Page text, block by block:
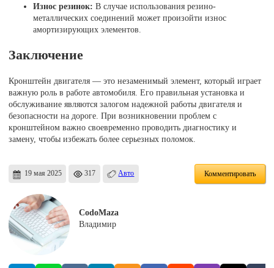
Износ резинок: В случае использования резино-
металлических соединений может произойти износ
амортизирующих элементов.
Заключение
Кронштейн двигателя — это незаменимый элемент, который играет
важную роль в работе автомобиля. Его правильная установка и
обслуживание являются залогом надежной работы двигателя и
безопасности на дороге. При возникновении проблем с
кронштейном важно своевременно проводить диагностику и
замену, чтобы избежать более серьезных поломок.
19 мая 2025 317 Авто Комментировать
CodoMaza
Владимир